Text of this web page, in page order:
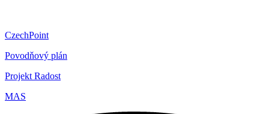
CzechPoint
Povodňový plán
Projekt Radost
MAS